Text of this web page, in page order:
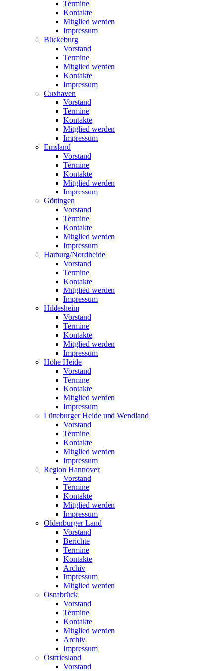
Termine
Kontakte
Mitglied werden
Impressum
Bückeburg
Vorstand
Termine
Mitglied werden
Kontakte
Impressum
Cuxhaven
Vorstand
Termine
Kontakte
Mitglied werden
Impressum
Emsland
Vorstand
Termine
Kontakte
Mitglied werden
Impressum
Göttingen
Vorstand
Termine
Kontakte
Mitglied werden
Impressum
Harburg/Nordheide
Vorstand
Termine
Kontakte
Mitglied werden
Impressum
Hildesheim
Vorstand
Termine
Kontakte
Mitglied werden
Impressum
Hohe Heide
Vorstand
Termine
Kontakte
Mitglied werden
Impressum
Lüneburger Heide und Wendland
Vorstand
Termine
Kontakte
Mitglied werden
Impressum
Region Hannover
Vorstand
Termine
Kontakte
Mitglied werden
Impressum
Oldenburger Land
Vorstand
Berichte
Termine
Kontakte
Archiv
Impressum
Mitglied werden
Osnabrück
Vorstand
Termine
Kontakte
Mitglied werden
Archiv
Impressum
Ostfriesland
Vorstand